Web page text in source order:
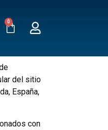
0
del sitio
España,
con